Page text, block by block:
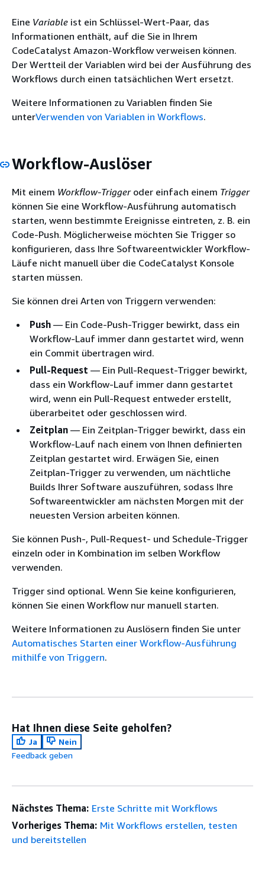
Eine Variable ist ein Schlüssel-Wert-Paar, das
Informationen enthält, auf die Sie in Ihrem
CodeCatalyst Amazon-Workflow verweisen können.
Der Wertteil der Variablen wird bei der Ausführung des
Workflows durch einen tatsächlichen Wert ersetzt.
Weitere Informationen zu Variablen finden Sie
unterVerwenden von Variablen in Workflows.
Workflow-Auslöser
Mit einem Workflow-Triggeroder einfach einem Trigger
können Sie eine Workflow-Ausführung automatisch
starten, wenn bestimmte Ereignisse eintreten, z. B. ein
Code-Push. Möglicherweise möchten Sie Trigger so
konfigurieren, dass Ihre Softwareentwickler Workflow-
Läufe nicht manuell über die CodeCatalyst Konsole
starten müssen.
Sie können drei Arten von Triggern verwenden:
Push — Ein Code-Push-Trigger bewirkt, dass ein
Workflow-Lauf immer dann gestartet wird, wenn
ein Commit übertragen wird.
Pull-Request — Ein Pull-Request-Trigger bewirkt,
dass ein Workflow-Lauf immer dann gestartet
wird, wenn ein Pull-Request entweder erstellt,
überarbeitet oder geschlossen wird.
Zeitplan — Ein Zeitplan-Trigger bewirkt, dass ein
Workflow-Lauf nach einem von Ihnen definierten
Zeitplan gestartet wird. Erwägen Sie, einen
Zeitplan-Trigger zu verwenden, um nächtliche
Builds Ihrer Software auszuführen, sodass Ihre
Softwareentwickler am nächsten Morgen mit der
neuesten Version arbeiten können.
Sie können Push-, Pull-Request- und Schedule-Trigger
einzeln oder in Kombination im selben Workflow
verwenden.
Trigger sind optional. Wenn Sie keine konfigurieren,
können Sie einen Workflow nur manuell starten.
Weitere Informationen zu Auslösern finden Sie unter
Automatisches Starten einer Workflow-Ausführung
mithilfe von Triggern.
Hat Ihnen diese Seite geholfen?
Ja
Nein
Feedback geben
Nächstes Thema: Erste Schritte mit Workflows
Vorheriges Thema: Mit Workflows erstellen, testen
und bereitstellen